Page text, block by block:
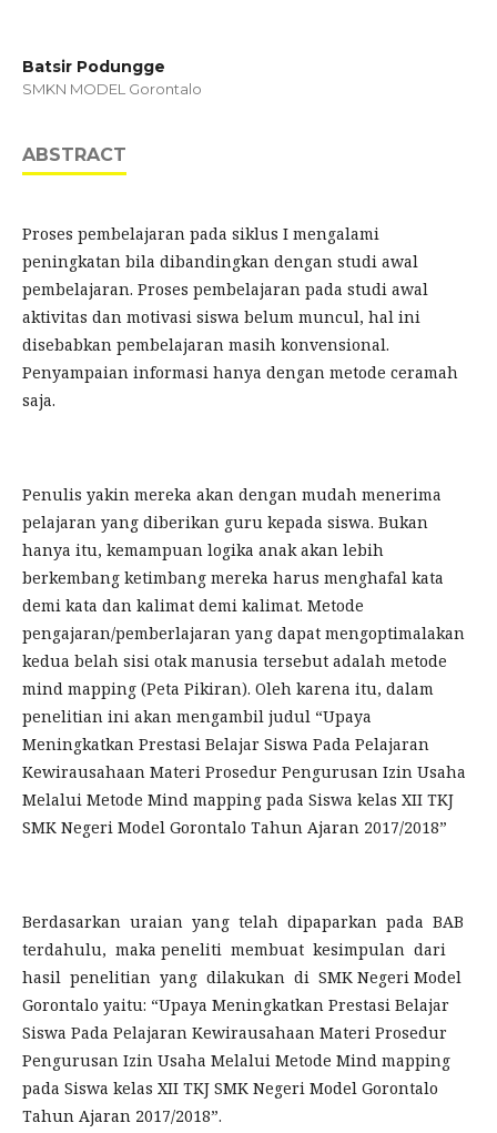
Batsir Podungge
SMKN MODEL Gorontalo
ABSTRACT
Proses pembelajaran pada siklus I mengalami
peningkatan bila dibandingkan dengan studi awal
pembelajaran. Proses pembelajaran pada studi awal
aktivitas dan motivasi siswa belum muncul, hal ini
disebabkan pembelajaran masih konvensional.
Penyampaian informasi hanya dengan metode ceramah
saja.
Penulis yakin mereka akan dengan mudah menerima
pelajaran yang diberikan guru kepada siswa. Bukan
hanya itu, kemampuan logika anak akan lebih
berkembang ketimbang mereka harus menghafal kata
demi kata dan kalimat demi kalimat. Metode
pengajaran/pemberlajaran yang dapat mengoptimalakan
kedua belah sisi otak manusia tersebut adalah metode
mind mapping (Peta Pikiran). Oleh karena itu, dalam
penelitian ini akan mengambil judul “Upaya
Meningkatkan Prestasi Belajar Siswa Pada Pelajaran
Kewirausahaan Materi Prosedur Pengurusan Izin Usaha
Melalui Metode Mind mapping pada Siswa kelas XII TKJ
SMK Negeri Model Gorontalo Tahun Ajaran 2017/2018”
Berdasarkan uraian yang telah dipaparkan pada BAB
terdahulu, maka peneliti membuat kesimpulan dari
hasil penelitian yang dilakukan di SMK Negeri Model
Gorontalo yaitu: “Upaya Meningkatkan Prestasi Belajar
Siswa Pada Pelajaran Kewirausahaan Materi Prosedur
Pengurusan Izin Usaha Melalui Metode Mind mapping
pada Siswa kelas XII TKJ SMK Negeri Model Gorontalo
Tahun Ajaran 2017/2018”.